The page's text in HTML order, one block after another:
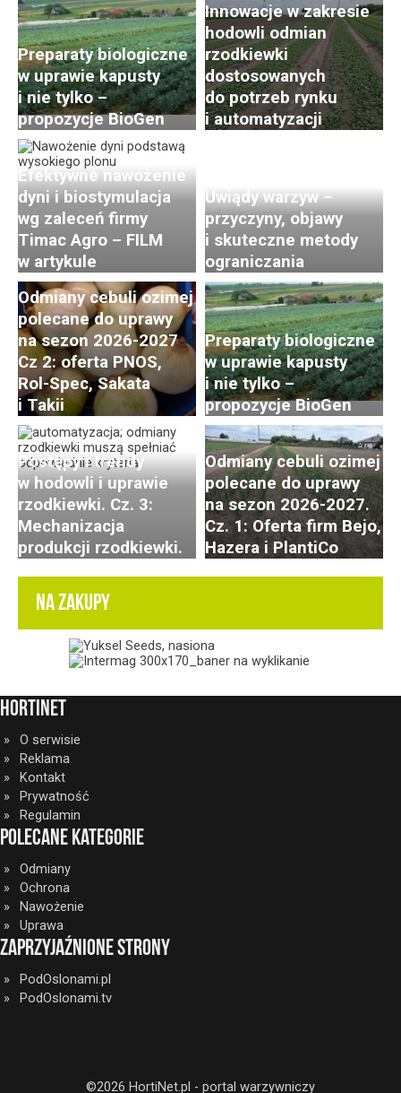
Preparaty biologiczne
w uprawie kapusty
i nie tylko –
propozycje BioGen
Innowacje w zakresie
hodowli odmian
rzodkiewki
dostosowanych
do potrzeb rynku
i automatyzacji
Efektywne nawożenie
dyni i biostymulacja
wg zaleceń firmy
Timac Agro – FILM
w artykule
Uwiądy warzyw –
przyczyny, objawy
i skuteczne metody
ograniczania
Odmiany cebuli ozimej
polecane do uprawy
na sezon 2026-2027
Cz 2: oferta PNOS,
Rol-Spec, Sakata
i Takii
Preparaty biologiczne
w uprawie kapusty
i nie tylko –
propozycje BioGen
Postępy i trendy
w hodowli i uprawie
rzodkiewki. Cz. 3:
Mechanizacja
produkcji rzodkiewki.
Odmiany cebuli ozimej
polecane do uprawy
na sezon 2026-2027.
Cz. 1: Oferta firm Bejo,
Hazera i PlantiCo
NA ZAKUPY
HortiNet
O serwisie
Reklama
Kontakt
Prywatność
Regulamin
Polecane kategorie
Odmiany
Ochrona
Nawożenie
Uprawa
Zaprzyjaźnione strony
PodOslonami.pl
PodOslonami.tv
©2026 HortiNet.pl - portal warzywniczy